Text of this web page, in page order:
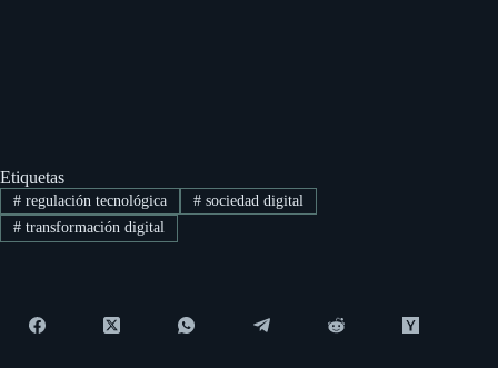
Etiquetas
#regulación tecnológica #sociedad digital
#transformación digital